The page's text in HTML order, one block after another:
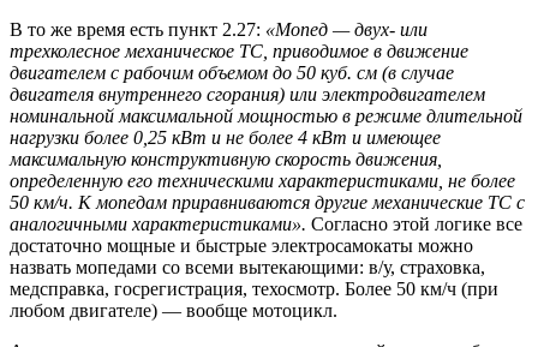
В то же время есть пункт 2.27: «Мопед — двух- или
трехколесное механическое ТС, приводимое в движение
двигателем с рабочим объемом до 50 куб. см (в случае
двигателя внутреннего сгорания) или электродвигателем
номинальной максимальной мощностью в режиме длительной
нагрузки более 0,25 кВт и не более 4 кВт и имеющее
максимальную конструктивную скорость движения,
определенную его техническими характеристиками, не более
50 км/ч. К мопедам приравниваются другие механические ТС с
аналогичными характеристиками». Согласно этой логике все
достаточно мощные и быстрые электросамокаты можно
назвать мопедами со всеми вытекающими: в/у, страховка,
медсправка, госрегистрация, техосмотр. Более 50 км/ч (при
любом двигателе) — вообще мотоцикл.